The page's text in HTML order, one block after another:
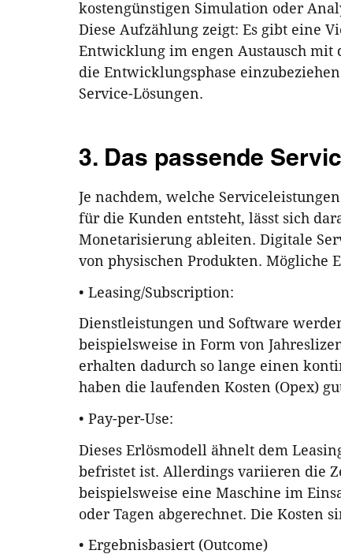
kostengünstigen Simulation oder
Diese Aufzählung zeigt: Es gibt eine
Entwicklung im engen Austausch mit
die Entwicklungsphase
Service-Lösungen.
3. Das passende
Je nachdem, welche
für die Kunden entsteht, lässt sich
Monetarisierung ableiten. Digitale
von physischen Produkten. Mögliche
• Leasing/Subscription:
Dienstleistungen und Software
beispielsweise in Form von
erhalten dadurch so lange einen
haben die laufenden Kosten (Opex)
• Pay-per-Use:
Dieses Erlösmodell ähnelt dem
befristet ist. Allerdings variieren die
beispielsweise eine Maschine im
oder Tagen abgerechnet. Die Kosten
• Ergebnisbasiert (Outcome)